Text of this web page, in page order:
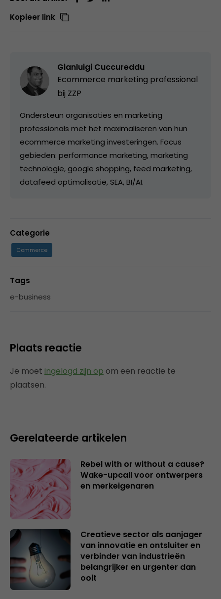
Kopieer link
Gianluigi Cuccureddu
Ecommerce marketing professional
bij ZZP
Ondersteun organisaties en marketing
professionals met het maximaliseren van hun
ecommerce marketing investeringen. Focus
gebieden: performance marketing, marketing
technologie, google shopping, feed marketing,
datafeed optimalisatie, SEA, BI/AI.
Categorie
Commerce
Tags
e-business
Plaats reactie
Je moet ingelogd zijn op om een reactie te
plaatsen.
Gerelateerde artikelen
Rebel with or without a cause?
Wake-upcall voor ontwerpers
en merkeigenaren
Creatieve sector als aanjager
van innovatie en ontsluiter en
verbinder van industrieën
belangrijker en urgenter dan
ooit